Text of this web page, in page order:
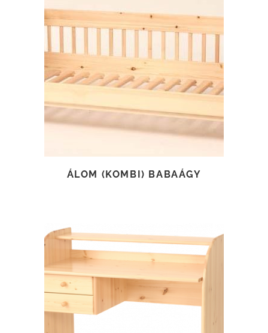
TOVÁBB OLVASOM
ÁLOM (KOMBI) BABAÁGY
TOVÁBB OLVASOM